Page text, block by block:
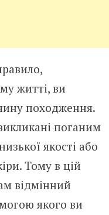
житті, ви
походження.
поганим
якості або
Тому в цій
відмінний
якого ви